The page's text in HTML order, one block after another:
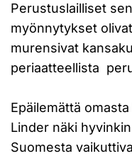
Perustuslailliset
myönnytykset
murensivat
periaatteellista
Epäilemättä
Linder näki
Suomesta